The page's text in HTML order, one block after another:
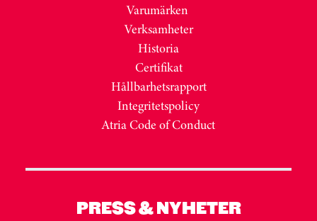
Varumärken
Verksamheter
Historia
Certifikat
Hållbarhetsrapport
Integritetspolicy
Atria Code of Conduct
PRESS & NYHETER